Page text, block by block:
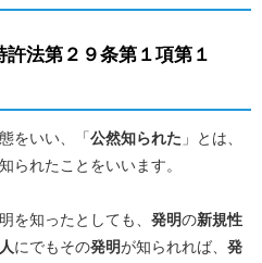
法第２９条第１項第１
をいい、「 公然知られた 」とは、
られたことをいいます。
を知ったとしても、 発明の新規性
にでもその発明が知られれば、 発